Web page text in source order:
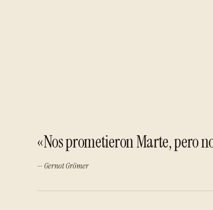
«Nos prometieron Marte, pero
— Gernot Grömer